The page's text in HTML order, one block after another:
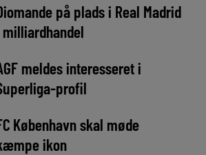
på plads i Real Madrid
meldes interesseret i
profil
København skal møde
ikon